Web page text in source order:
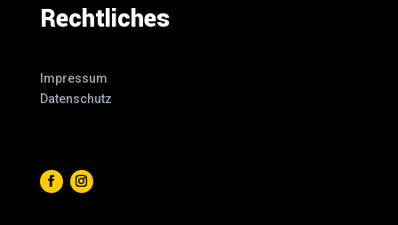
Rechtliches
Impressum
Datenschutz